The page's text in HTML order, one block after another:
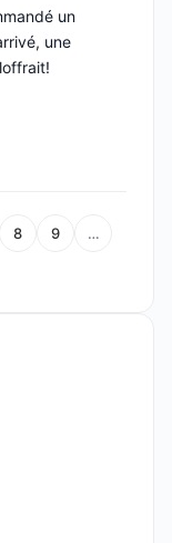
un
une
8 9 …